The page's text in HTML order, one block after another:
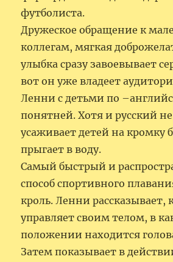
футболиста.
Дружеское обращение к
коллегам, мягкая
улыбка сразу завоевывает
вот он уже владеет
Ленни с детьми по
понятней. Хотя и русский
усаживает детей на кромку
прыгает в воду.
Самый быстрый и
способ спортивного
кроль. Ленни рассказывает,
управляет своим телом, в
положении находится
Затем показывает в